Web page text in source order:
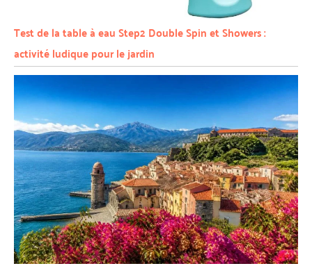
Test de la table à eau Step2 Double Spin et Showers :
activité ludique pour le jardin